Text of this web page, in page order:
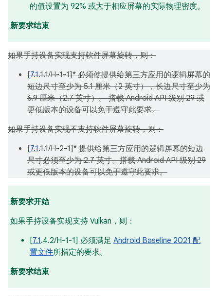
的值设置为 92% 或大于相应屏幕的实际物理密度。
新要求结束
如果手持设备实现支持软件屏幕旋转，则：
[7.1.1.1/H-1-1]* 必须使提供给第三方应用的逻辑屏幕的
短边尺寸至少为 5.1 厘米（2 英寸），长边尺寸至少为
6.9 厘米（2.7 英寸）。 搭载 Android API 级别 29 或
更低版本的设备可以免于遵守此要求。
如果手持设备实现不支持软件屏幕旋转，则：
[7.1.1.1/H-2-1]* 提供给第三方应用的逻辑屏幕的短边
尺寸必须至少为 2.7 英寸。搭载 Android API 级别 29
或更低版本的设备可以免于遵守此要求。
新要求开始
如果手持设备实现支持 Vulkan，则：
[7.1.4.2/H-1-1] 必须满足 Android Baseline 2021 配
置文件所指定的要求。
新要求结束